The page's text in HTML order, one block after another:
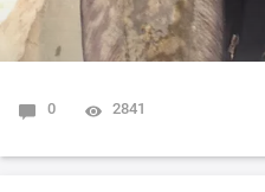
0 2841